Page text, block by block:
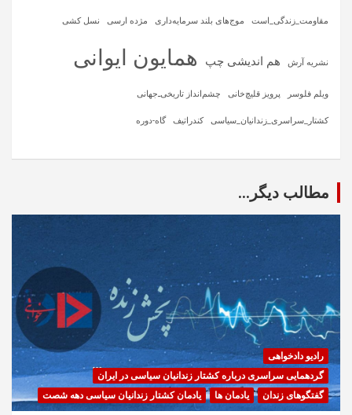
مقاومت_زندگی_است موج‌های بلند سرمایه‌داری مژده ارسی نسل کشی
نشریه آرش هم اندیشی چپ همایون ایوانی
ویلم فلوسر پرویز قلیچ‌خانی چشم‌انداز تاریخی‌ـ‌جهانی
کشتار_سراسری_زندانیان_سیاسی کندراتیف گاه-دوره
مطالب دیگر...
رادیو دادخواهی
گردهمایی سراسری درباره کشتار زندانیان سیاسی در ایران
گفتگوهای زندان
یادمان ها یادمان کشتار زندانیان سیاسی دهه شصت